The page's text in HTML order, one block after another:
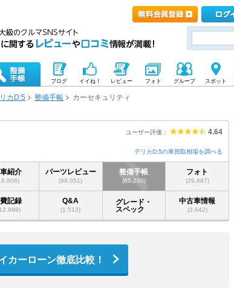
ブログ イイね！ レビュー フォト グループ スポット
カD:5 整備手帳 カーセキュリティ
ユーザー評価： 4.64
デリカD:5の車買取相場を調べる
紹介 パーツレビュー
(99,051)
整備手帳
(65,260)
フォト
(29,887)
記録 Q&A
(1,513)
グレード・
スペック
中古車情報
(3,642)
カーローン徹底比較！